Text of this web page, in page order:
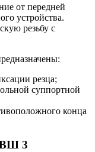
от передней
устройства.
резьбу с
резца;
суппортной
конца
3